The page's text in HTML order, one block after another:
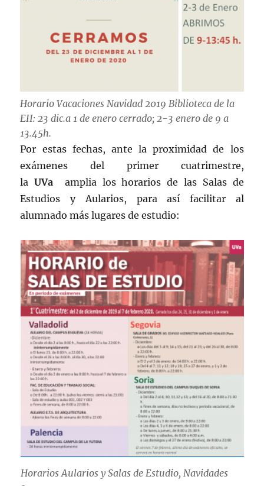
Horario Vacaciones Navidad 2019 Biblioteca de la
EII: 23 dic.a 1 de enero cerrado; 2-3 enero de 9 a
13.45h.
Por estas fechas, ante la proximidad de los
exámenes del primer cuatrimestre,
laUVa amplia los horarios de las Salas de
Estudios y Aularios, para así facilitar al
alumnado más lugares de estudio:
Horarios Aularios y Salas de Estudio, Navidades